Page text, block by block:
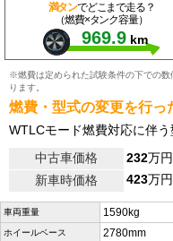
満タンでどこまで走る？
（燃費×タンク容量）
969.9 km
※燃費は定められた試験条件の下での
ります。
燃費・型式の変更を行っ
WTLCモード燃費対応に伴
中古車価格
232万円
新車時価格
423万
車両重量 1590kg
ホイールベース 2780mm